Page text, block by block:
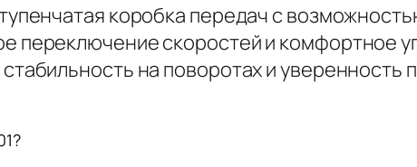
коробка передач с
переключение скоростей и комфортное
на поворотах и уверенность